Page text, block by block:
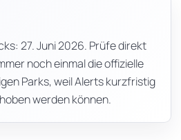
27. Juni 2026. Prüfe direkt
noch einmal die offizielle
Parks, weil Alerts kurzfristig
werden können.